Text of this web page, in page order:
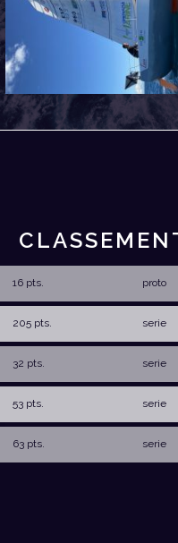
16 pts. proto
205 pts. serie
32 pts. serie
53 pts. serie
63 pts. serie